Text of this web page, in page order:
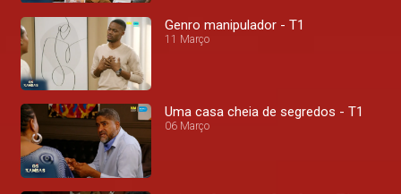
Genro manipulador - T1
11 Março
Uma casa cheia de segredos - T1
06 Março